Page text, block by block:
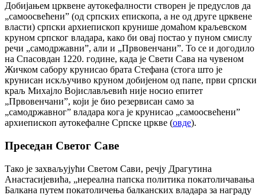
Добијањем црквене аутокефалности створен је предуслов да
„самоосвећени” (од српских епископа, а не од друге црквене
власти) српски архиепископ крунише домаћом краљевском
круном српског владара, како би овај постао у пуном смислу
речи „самодржавни”, али и „Првовенчани”. То се и догодило
на Спасовдан 1220. године, када је Свети Сава на чувеном
Жичком сабору крунисао брата Стефана (стога што је
крунисан искључиво круном добијеном од папе, први српски
краљ Михајло Војислављевић није носио епитет
„Првовенчани”, који је био резервисан само за
„самодржавног” владара кога је крунисао „самоосвећени”
архиепископ аутокефалне Српске цркве (овде).
Преседан Светог Саве
Тако је захваљујући Светом Сави, речју Драгутина
Анастасијевића, „нереална папска политика покатоличавања
Балкана путем покатоличења балканских владара за награду